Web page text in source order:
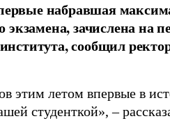
набравшая
экзамена, зачислена на
сообщил
этим летом впервые в
студенткой», –